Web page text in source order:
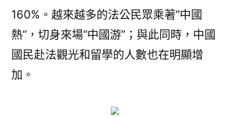
160%。越來越多的法公民眾乘著“中國
熱”，切身來場“中國游”；與此同時，中國
國民赴法觀光和留學的人數也在明顯增
加。